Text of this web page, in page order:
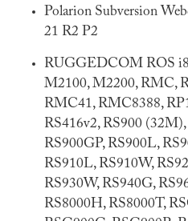
Polarion Subversion
21 R2 P2
RUGGEDCOM ROS
M2100, M2200, RMC,
RMC41, RMC8388,
RS416v2, RS900
RS900GP, RS900L,
RS910L, RS910W,
RS930W, RS940G,
RS8000H, RS8000T,